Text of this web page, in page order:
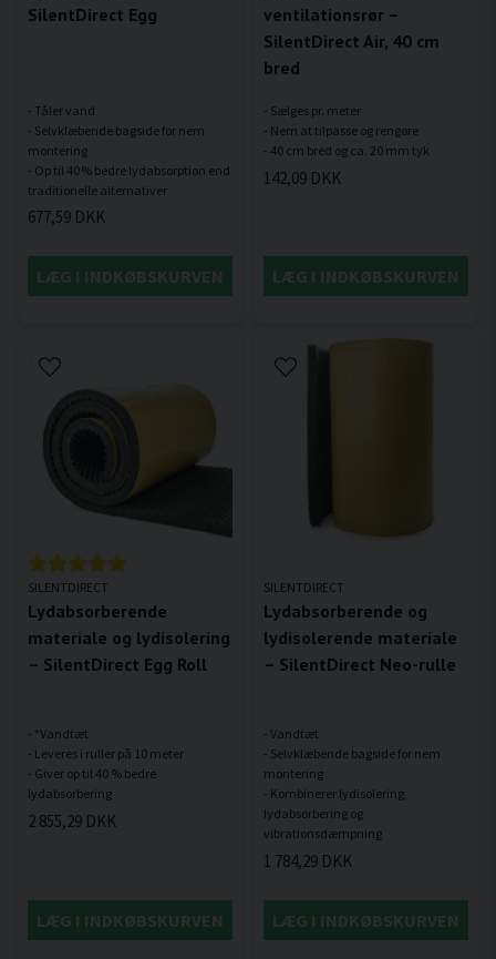
SilentDirect Egg
- Tåler vand
- Selvklæbende bagside for nem
montering
- Op til 40 % bedre lydabsorption end
677,59 DKK
LÆG I INDKØBSKURVEN
ventilationsrør –
SilentDirect Air, 40 cm
bred
- Sælges pr. meter
- Nem at tilpasse og rengøre
142,09 DKK
LÆG I INDKØBSKURVEN
SILENTDIRECT
Lydabsorberende
materiale og lydisolering
– SilentDirect Egg Roll
- *Vandtæt
- Leveres i ruller på 10 meter
- Giver op til 40 % bedre
2 855,29 DKK
LÆG I INDKØBSKURVEN
SILENTDIRECT
Lydabsorberende og
lydisolerende materiale
– SilentDirect Neo-rulle
- Vandtæt
- Selvklæbende bagside for nem
montering
- Kombinerer lydisolering,
lydabsorbering og
1 784,29 DKK
LÆG I INDKØBSKURVEN